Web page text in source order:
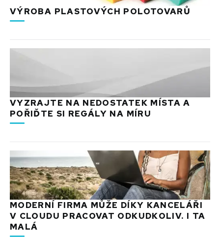
VÝROBA PLASTOVÝCH POLOTOVARŮ
VYZRAJTE NA NEDOSTATEK MÍSTA A
POŘIĎTE SI REGÁLY NA MÍRU
MODERNÍ FIRMA MŮŽE DÍKY KANCELÁŘI
V CLOUDU PRACOVAT ODKUDKOLIV. I TA
MALÁ